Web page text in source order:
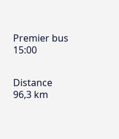
Premier bus
15:00
Distance
96,3 km